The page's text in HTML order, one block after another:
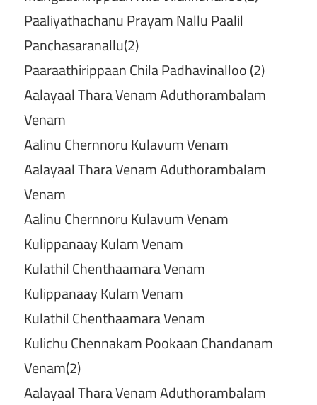
Paaliyathachanu Prayam Nallu Paalil
Panchasaranallu(2)
Paaraathirippaan Chila Padhavinalloo (2)
Aalayaal Thara Venam Aduthorambalam
Venam
Aalinu Chernnoru Kulavum Venam
Aalayaal Thara Venam Aduthorambalam
Venam
Aalinu Chernnoru Kulavum Venam
Kulippanaay Kulam Venam
Kulathil Chenthaamara Venam
Kulippanaay Kulam Venam
Kulathil Chenthaamara Venam
Kulichu Chennakam Pookaan Chandanam
Venam(2)
Aalayaal Thara Venam Aduthorambalam